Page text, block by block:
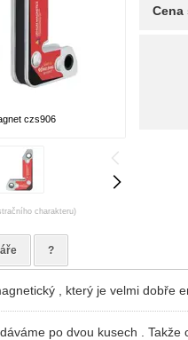
czs906
charakteru)
Cena
?
, který je velmi dobře
po dvou kusech . Takže